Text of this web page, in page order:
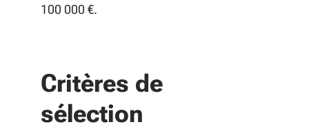
100 000 €.
Critères de
sélection